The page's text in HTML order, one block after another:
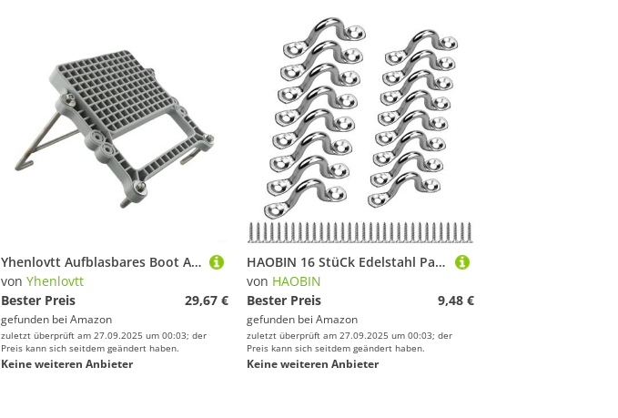
Yhenlovtt Aufblasbares Boot Außenbordmotorhalterung Motorhalterungen mit Schrauben und Muttern
von Yhenlovtt
Bester Preis
29,67 €
gefunden bei Amazon
zuletzt überprüft am 27.09.2025 um 00:03; der
Preis kann sich seitdem geändert haben.
Keine weiteren Anbieter
HAOBIN 16 StüCk Edelstahl Pad Eye Edelstahl Kajak Pad Eye Straps Decksplatte Augplatten Befestigungshaken Edelstahl Deck Loops Boat Top Pad FenderöSekajak Mit 32 Schrauben FüR Kayak Rigging (4mm,5mm)
von HAOBIN
Bester Preis
9,48 €
gefunden bei Amazon
zuletzt überprüft am 27.09.2025 um 00:03; der
Preis kann sich seitdem geändert haben.
Keine weiteren Anbieter